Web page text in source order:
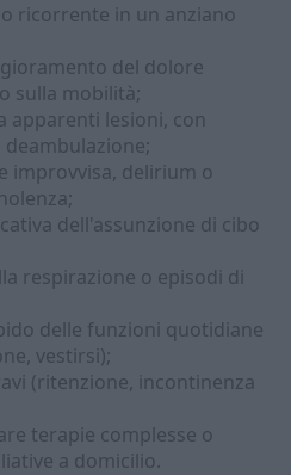
ricorrente in un anziano
del dolore
sulla mobilità;
apparenti lesioni, con
improvvisa, delirium o
dell'assunzione di cibo
respirazione o episodi di
delle funzioni quotidiane
vestirsi);
(ritenzione, incontinenza
terapie complesse o
a domicilio.